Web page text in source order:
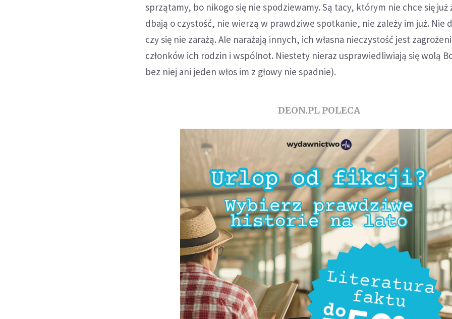
sprzątamy, bo nikogo się nie spodziewamy. Są tacy, którym nie chce się już
dbają o czystość, nie wierzą w prawdziwe spotkanie, nie zależy im już. Nie
czy się nie zarażą. Ale narażają innych, ich własna nieczystość jest
członków ich rodzin i wspólnot. Niestety nieraz usprawiedliwiają się wolą
bez niej ani jeden włos im z głowy nie spadnie).
DEON.PL POLECA